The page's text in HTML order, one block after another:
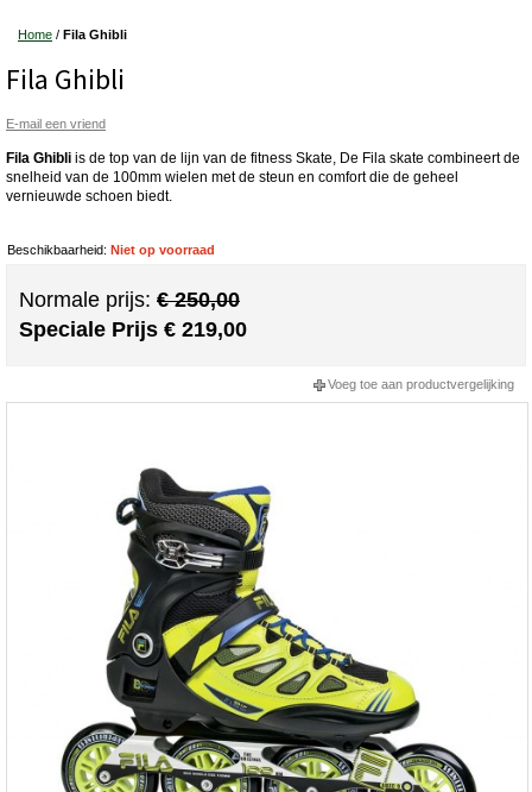
Home / Fila Ghibli
Fila Ghibli
E-mail een vriend
Fila Ghibli is de top van de lijn van de fitness Skate, De Fila skate combineert de
snelheid van de 100mm wielen met de steun en comfort die de geheel
vernieuwde schoen biedt.
Beschikbaarheid: Niet op voorraad
Normale prijs: € 250,00
Speciale Prijs € 219,00
Voeg toe aan productvergelijking